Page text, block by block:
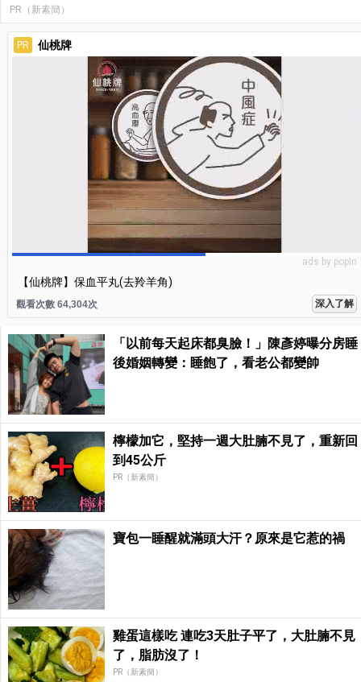
PR（新素簡）
PR 仙桃牌
ads by popIn
【仙桃牌】保血平丸(去羚羊角)
觀看次數 64,304次 深入了解
「以前每天起床都臭臉！」陳彥婷曝分房睡
後婚姻轉變：睡飽了，看老公都變帥
檸檬加它，堅持一週大肚腩不見了，重新回
到45公斤
PR（新素簡）
寶包一睡醒就滿頭大汗？原來是它惹的禍
雞蛋這樣吃 連吃3天肚子平了，大肚腩不見
了，脂肪沒了！
PR（新素簡）